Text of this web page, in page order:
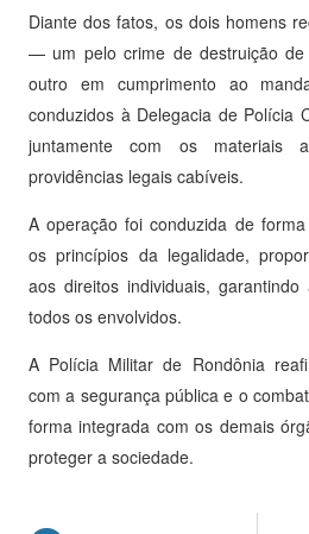
Diante dos fatos, os dois homens
— um pelo crime de destruição
outro em cumprimento ao
conduzidos à Delegacia de Polícia
juntamente com os materiais
providências legais cabíveis.
A operação foi conduzida de
os princípios da legalidade,
aos direitos individuais,
todos os envolvidos.
A Polícia Militar de Rondônia
com a segurança pública e o
forma integrada com os demais
proteger a sociedade.